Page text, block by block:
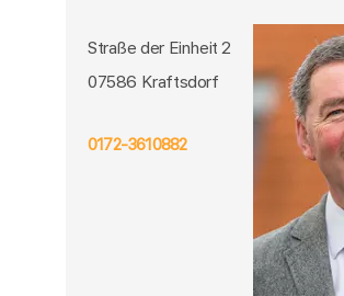
Straße der Einheit 2
07586 Kraftsdorf
0172-3610882